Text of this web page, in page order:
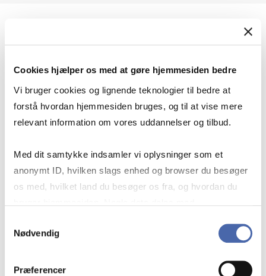
Cookies hjælper os med at gøre hjemmesiden bedre
Vi bruger cookies og lignende teknologier til bedre at
forstå hvordan hjemmesiden bruges, og til at vise mere
relevant information om vores uddannelser og tilbud.
Med dit samtykke indsamler vi oplysninger som et
anonymt ID, hvilken slags enhed og browser du besøger
os med, hvilket land du besøger os fra, og hvordan du
markedsføring. Du bestemmer selv - og kan altid trække
Nødvendig
Præferencer
Geopolitik og businesssikkerhed
navigerer man som virksomhed?